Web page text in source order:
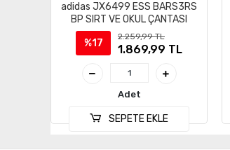
adidas JX6499 ESS BARS3RS
BP SIRT VE OKUL ÇANTASI
%17
2.259,99 TL
1.869,99 TL
Adet
SEPETE EKLE